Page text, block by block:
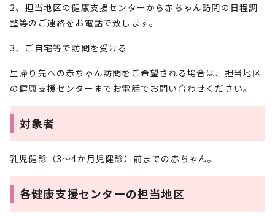
2、担当地区の健康支援センターから赤ちゃん訪問の日程調
整等のご連絡をお電話で致します。
3、ご自宅等で訪問を受ける
里帰り先への赤ちゃん訪問をご希望される場合は、担当地区
の健康支援センターまでお電話でお問い合わせください。
対象者
乳児健診（3～4か月児健診）前までの赤ちゃん。
各健康支援センターの担当地区